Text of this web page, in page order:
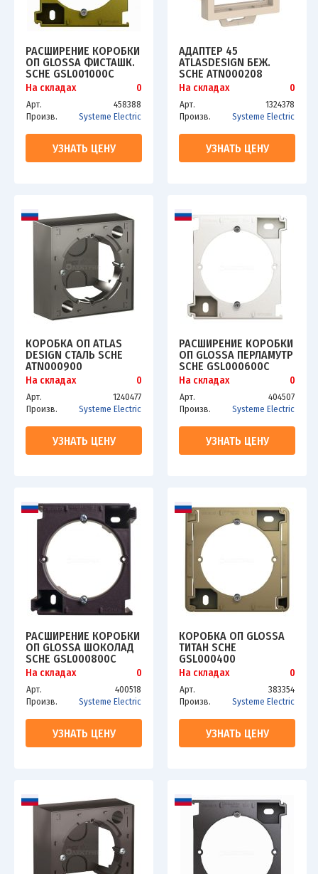
РАСШИРЕНИЕ КОРОБКИ
ОП GLOSSA ФИСТАШК.
SCHE GSL001000C
На складах 0
Арт.
458388
Произв.
Systeme Electric
УЗНАТЬ ЦЕНУ
АДАПТЕР 45
ATLASDESIGN БЕЖ.
SCHE ATN000208
На складах 0
Арт.
1324378
Произв.
Systeme Electric
УЗНАТЬ ЦЕНУ
КОРОБКА ОП ATLAS
DESIGN СТАЛЬ SCHE
ATN000900
На складах 0
Арт.
1240477
Произв.
Systeme Electric
УЗНАТЬ ЦЕНУ
РАСШИРЕНИЕ КОРОБКИ
ОП GLOSSA ПЕРЛАМУТР
SCHE GSL000600C
На складах 0
Арт.
404507
Произв.
Systeme Electric
УЗНАТЬ ЦЕНУ
РАСШИРЕНИЕ КОРОБКИ
ОП GLOSSA ШОКОЛАД
SCHE GSL000800C
На складах 0
Арт.
400518
Произв.
Systeme Electric
УЗНАТЬ ЦЕНУ
КОРОБКА ОП GLOSSA
ТИТАН SCHE
GSL000400
На складах 0
Арт.
383354
Произв.
Systeme Electric
УЗНАТЬ ЦЕНУ